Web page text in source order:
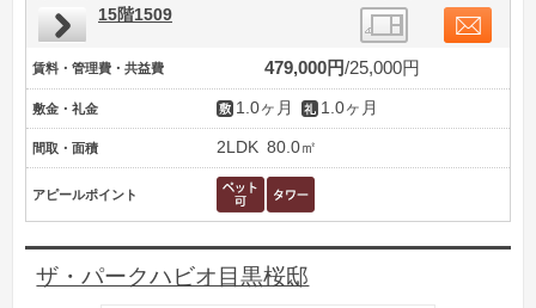
15階1509
賃料・管理費・共益費 479,000円 25,000円
敷金・礼金 1.0ヶ月 1.0ヶ月
間取・面積 2LDK 80.0㎡
アピールポイント
ザ・パークハビオ目黒桜邸